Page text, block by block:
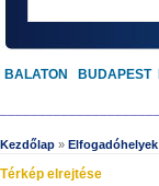
BALATON BUDAPEST
Kezdőlap » Elfogadóhelyek
Térkép elrejtése